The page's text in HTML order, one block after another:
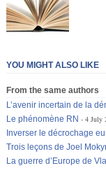
YOU MIGHT ALSO LIKE
From the same authors
L’avenir incertain de la
Le phénomène RN
4 July
Inverser le décrochage
Trois leçons de Joel
La guerre d’Europe de